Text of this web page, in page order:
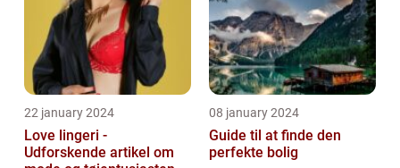
22 january 2024
Love lingeri -
Udforskende artikel om
08 january 2024
Guide til at finde den
perfekte bolig